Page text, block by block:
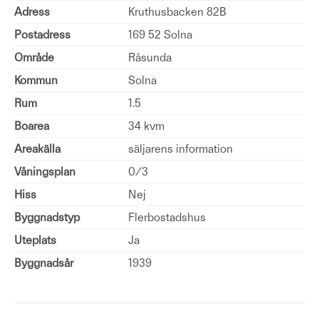
Adress
Kruthusbacken 82B
Postadress
169 52 Solna
Område
Råsunda
Kommun
Solna
Rum
1.5
Boarea
34 kvm
Areakälla
säljarens information
Våningsplan
0/3
Hiss
Nej
Byggnadstyp
Flerbostadshus
Uteplats
Ja
Byggnadsår
1939